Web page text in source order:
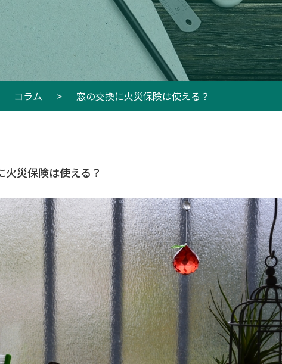
コラム > 窓の交換に火災保険は使える？
火災保険は使える？